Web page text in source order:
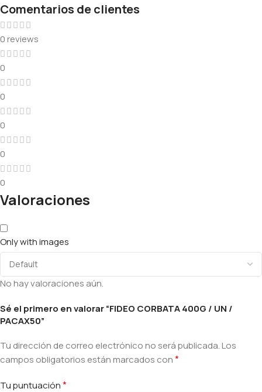
Comentarios de clientes
0 reviews
0
0
0
0
0
Valoraciones
Only with images
No hay valoraciones aún.
Sé el primero en valorar “FIDEO CORBATA 400G / UN /
PACAX50”
Tu dirección de correo electrónico no será publicada.Los
campos obligatorios están marcados con*
Tu puntuación*